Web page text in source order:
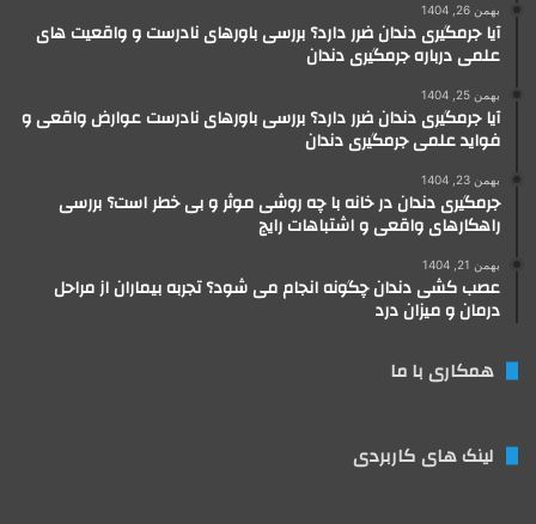
بهمن 26, 1404
آیا جرمگیری دندان ضرر دارد؟ بررسی باورهای نادرست و واقعیت های
علمی درباره جرمگیری دندان
بهمن 25, 1404
آیا جرمگیری دندان ضرر دارد؟ بررسی باورهای نادرست عوارض واقعی و
فواید علمی جرمگیری دندان
بهمن 23, 1404
جرمگیری دندان در خانه با چه روشی موثر و بی خطر است؟ بررسی
راهکارهای واقعی و اشتباهات رایج
بهمن 21, 1404
عصب کشی دندان چگونه انجام می شود؟ تجربه بیماران از مراحل
درمان و میزان درد
همکاری با ما
لینک های کاربردی